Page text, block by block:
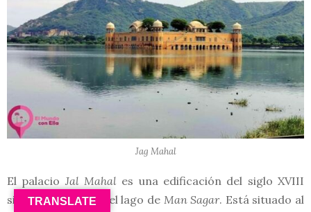
Jag Mahal
El palacio Jal Mahal es una edificación del siglo XVIII
situada en medio del lago de Man Sagar. Está situado al
TRANSLATE